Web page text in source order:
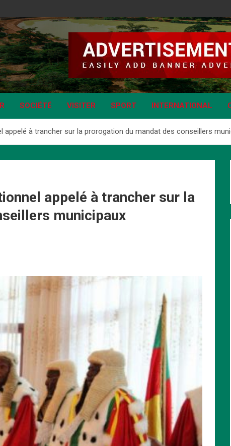
SOCIÉTÉ VISITER SPORT INTERNATIONAL
appelé à trancher sur la prorogation du mandat des conseillers
appelé à trancher sur la
municipaux